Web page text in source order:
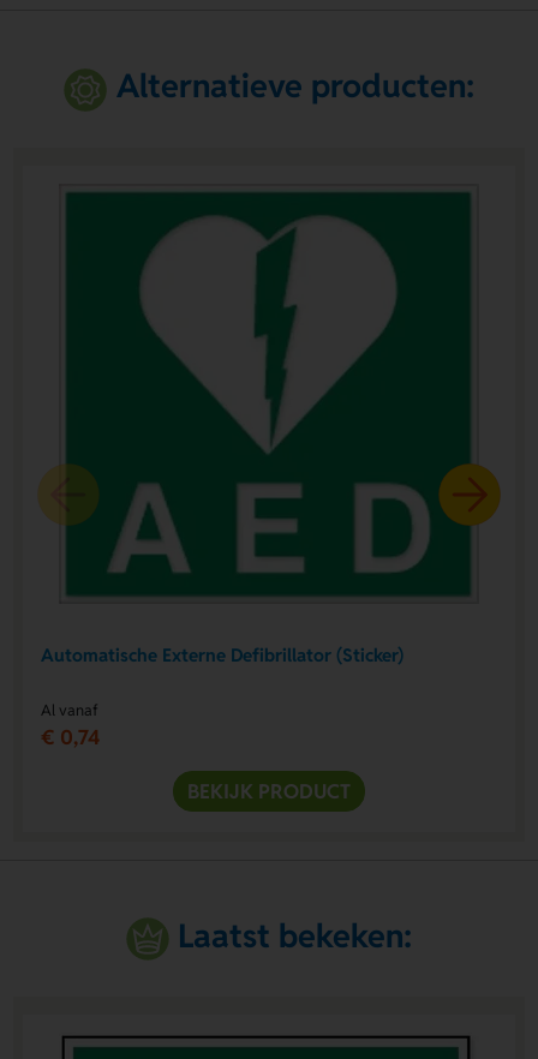
Alternatieve producten:
Automatische Externe Defibrillator (Sticker)
Al vanaf
€ 0,74
BEKIJK PRODUCT
Laatst bekeken: